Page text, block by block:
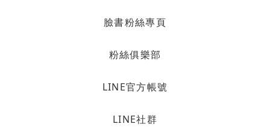
臉書粉絲專頁
粉絲俱樂部
LINE官方帳號
LINE社群